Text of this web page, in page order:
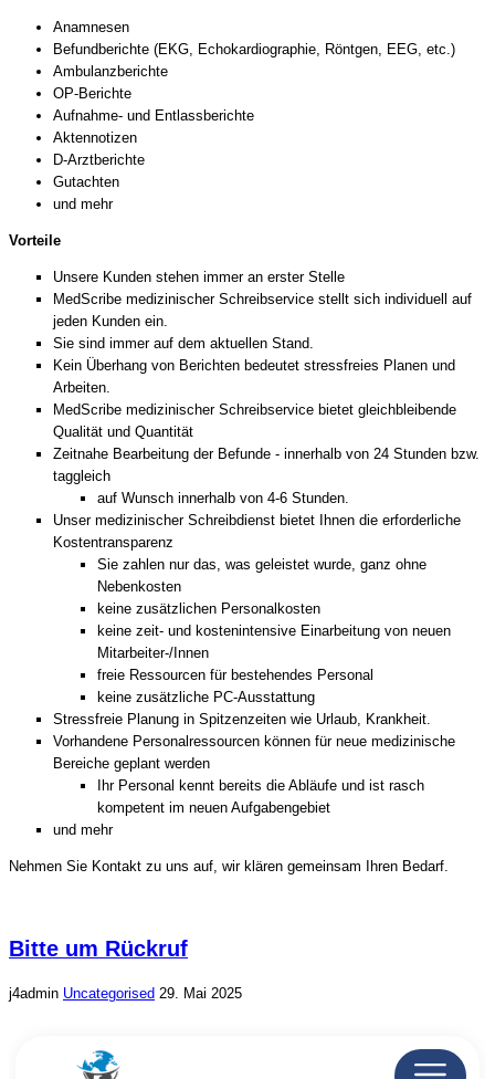
Anamnesen
Befundberichte (EKG, Echokardiographie, Röntgen, EEG, etc.)
Ambulanzberichte
OP-Berichte
Aufnahme- und Entlassberichte
Aktennotizen
D-Arztberichte
Gutachten
und mehr
Vorteile
Unsere Kunden stehen immer an erster Stelle
MedScribe medizinischer Schreibservice stellt sich individuell auf
jeden Kunden ein.
Sie sind immer auf dem aktuellen Stand.
Kein Überhang von Berichten bedeutet stressfreies Planen und
Arbeiten.
MedScribe medizinischer Schreibservice bietet gleichbleibende
Qualität und Quantität
Zeitnahe Bearbeitung der Befunde - innerhalb von 24 Stunden bzw.
taggleich
auf Wunsch innerhalb von 4-6 Stunden.
Unser medizinischer Schreibdienst bietet Ihnen die erforderliche
Kostentransparenz
Sie zahlen nur das, was geleistet wurde, ganz ohne
Nebenkosten
keine zusätzlichen Personalkosten
keine zeit- und kostenintensive Einarbeitung von neuen
Mitarbeiter-/Innen
freie Ressourcen für bestehendes Personal
keine zusätzliche PC-Ausstattung
Stressfreie Planung in Spitzenzeiten wie Urlaub, Krankheit.
Vorhandene Personalressourcen können für neue medizinische
Bereiche geplant werden
Ihr Personal kennt bereits die Abläufe und ist rasch
kompetent im neuen Aufgabengebiet
und mehr
Nehmen Sie Kontakt zu uns auf, wir klären gemeinsam Ihren Bedarf.
Bitte um Rückruf
j4admin Uncategorised 29. Mai 2025